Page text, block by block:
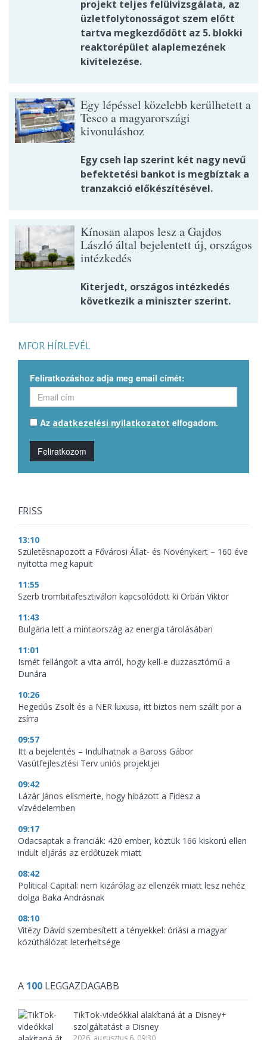
projekt teljes felülvizsgálata, az
üzletfolytonosságot szem előtt
tartva megkezdődött az 5. blokki
reaktorépület alaplemezének
kivitelezése.
Egy lépéssel közelebb kerülhetett a
Tesco a magyarországi
kivonuláshoz
Egy cseh lap szerint két nagy nevű
befektetési bankot is megbíztak a
tranzakció előkészítésével.
Kínosan alapos lesz a Gajdos
László által bejelentett új, országos
intézkedés
Kiterjedt, országos intézkedés
következik a miniszter szerint.
MFOR HÍRLEVÉL
Feliratkozáshoz adja meg email címét:
Az adatkezelési nyilatkozatot elfogadom.
Feliratkozom
FRISS
13:10
Születésnapozott a Fővárosi Állat- és Növénykert – 160 éve
nyitotta meg kapuit
11:55
Szerb trombitafesztiválon kapcsolódott ki Orbán Viktor
11:43
Bulgária lett a mintaország az energia tárolásában
11:01
Ismét fellángolt a vita arról, hogy kell-e duzzasztómű a
Dunára
10:26
Hegedűs Zsolt és a NER luxusa, itt biztos nem szállt por a
zsírra
09:57
Itt a bejelentés – Indulhatnak a Baross Gábor
Vasútfejlesztési Terv uniós projektjei
09:42
Lázár János elismerte, hogy hibázott a Fidesz a
vízvédelemben
09:17
Odacsaptak a franciák: 420 ember, köztük 166 kiskorú ellen
indult eljárás az erdőtüzek miatt
08:42
Political Capital: nem kizárólag az ellenzék miatt lesz nehéz
dolga Baka Andrásnak
08:10
Vitézy Dávid szembesített a tényekkel: óriási a magyar
közúthálózat leterheltsége
A 100 LEGGAZDAGABB
TikTok-videókkal alakítaná át a Disney+
szolgáltatást a Disney
2026. augusztus 6. 09:30